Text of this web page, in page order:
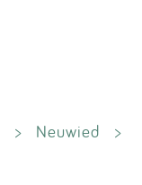
> Neuwied >